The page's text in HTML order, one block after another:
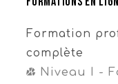
Formation
complète
Niveau I -